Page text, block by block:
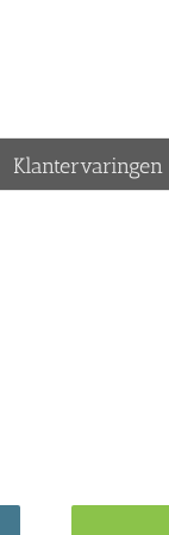
Klantervaringen